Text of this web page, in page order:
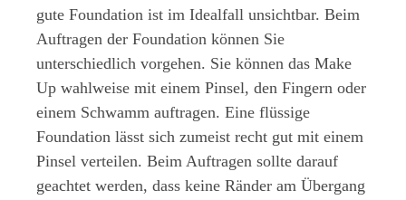
gute Foundation ist im Idealfall unsichtbar. Beim
Auftragen der Foundation können Sie
unterschiedlich vorgehen. Sie können das Make
Up wahlweise mit einem Pinsel, den Fingern oder
einem Schwamm auftragen. Eine flüssige
Foundation lässt sich zumeist recht gut mit einem
Pinsel verteilen. Beim Auftragen sollte darauf
geachtet werden, dass keine Ränder am Übergang